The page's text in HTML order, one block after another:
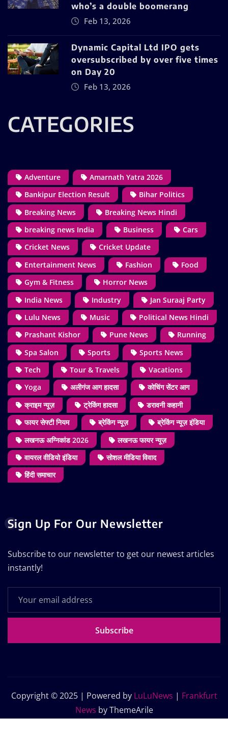
who’s a double boomerang
Feb 13, 2026
Dynamic Capital Ltd IPO gets
oversubscribed by over five times
on Day 20
Feb 13, 2026
CATEGORIES
Adventure
Amarnath Yatra 2026
Bankipur Election Result
Bihar Politics
Breaking News
Breaking News Hindi
breaking news India
Business
Cars
Cricket News
Cricket Update
Entertainment News
Fashion
Food
Gym & Fitness
Horror News
India News
Industry
Jan Suraaj Party
Lulu News
Music
Political News Hindi
Prashant Kishor
Pune News
Running
Spa Salon
Sports
Sports News
Tech
Tour & Travels
Vacations
Yoga
अलीगंज आग हादसा
कोचिंग सेंटर आग
क्राइम न्यूज़
ट्रेकिंग हादसा
डरावनी कहानी
फायर सेफ्टी नियम
ब्रेकिंग न्यूज़
ब्रेकिंग न्यूज़ इंडिया
लखनऊ अग्निकांड 2026
लखनऊ फायर न्यूज़
वायरल वीडियो इंडिया
सोशल मीडिया विवाद
हिंदी समाचार
Sign Up For Our Newsletter
Subscribe to our newsletter to get our newest articles
instantly!
Subscribe
Copyright © 2025 | Powered by LuLuNews | Frankfurt
News by ThemeArile